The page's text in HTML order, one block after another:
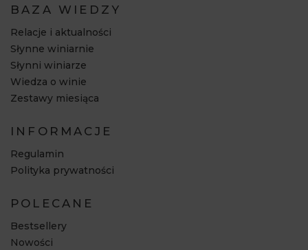
BAZA WIEDZY
Relacje i aktualności
Słynne winiarnie
Słynni winiarze
Wiedza o winie
Zestawy miesiąca
INFORMACJE
Regulamin
Polityka prywatności
POLECANE
Bestsellery
Nowości